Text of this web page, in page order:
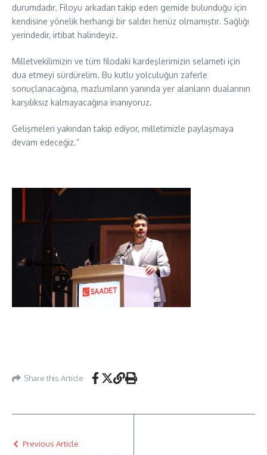
durumdadır. Filoyu arkadan takip eden gemide bulunduğu için
kendisine yönelik herhangi bir saldırı henüz olmamıştır. Sağlığı
yerindedir, irtibat halindeyiz.
Milletvekilimizin ve tüm filodaki kardeşlerimizin selameti için
dua etmeyi sürdürelim. Bu kutlu yolculuğun zaferle
sonuçlanacağına, mazlumların yanında yer alanların dualarının
karşılıksız kalmayacağına inanıyoruz.
Gelişmeleri yakından takip ediyor, milletimizle paylaşmaya
devam edeceğiz.”
Share this Article
Previous Article